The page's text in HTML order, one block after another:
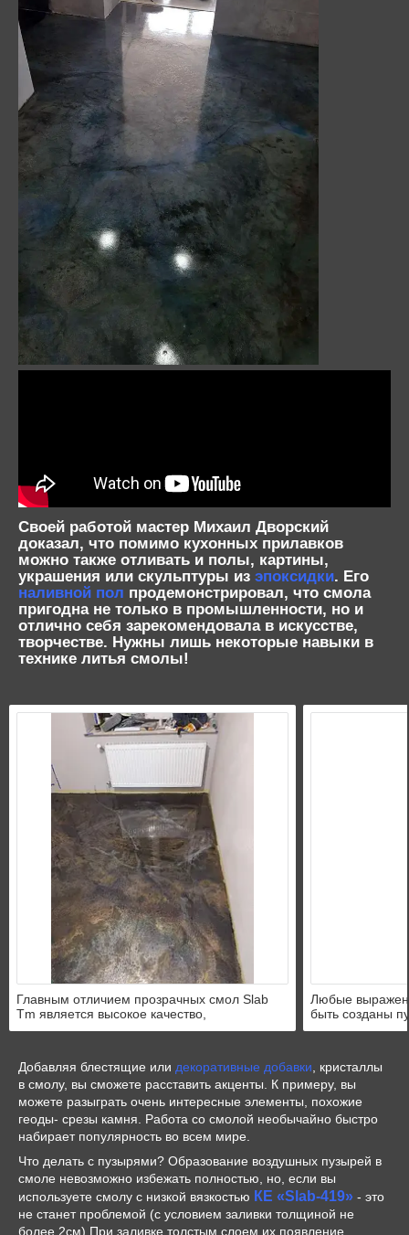
Своей работой мастер Михаил Дворский
доказал, что помимо кухонных прилавков
можно также отливать и полы, картины,
украшения или скульптуры из эпоксидки. Его
наливной пол продемонстрировал, что смола
пригодна не только в промышленности, но и
отлично себя зарекомендовала в искусстве,
творчестве. Нужны лишь некоторые навыки в
технике литья смолы!
Главным отличием прозрачных смол Slab
Tm является высокое качество,
подтвержденное сертификацией. Наши
произведения от ультрафиолетовых лучей и
не подвержены пожелтению.
Любые
быть созданы
окраски, типа
работать с
Добавляя блестящие или декоративные добавки , кристаллы
в смолу, вы сможете расставить акценты. К примеру, вы
можете разыграть очень интересные элементы, похожие
геоды- срезы камня. Работа со смолой необычайно быстро
набирает популярность во всем мире.
Что делать с пузырями? Образование воздушных пузырей в
смоле невозможно избежать полностью, но, если вы
используете смолу с низкой вязкостью КЕ «Slab-419» - это
не станет проблемой (с условием заливки толщиной не
более 2см) При заливке толстым слоем их появление